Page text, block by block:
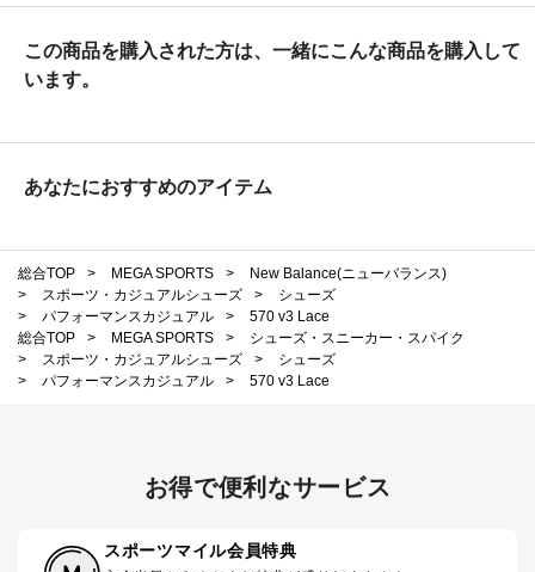
この商品を購入された方は、一緒にこんな商品を購入して
います。
あなたにおすすめのアイテム
総合TOP > MEGA SPORTS >
New Balance(ニューバランス)
>
スポーツ・カジュアルシューズ >
シューズ
>
パフォーマンスカジュアル >
570 v3 Lace
総合TOP
> MEGA SPORTS >
シューズ・スニーカー・スパイク
>
スポーツ・カジュアルシューズ >
シューズ
>
パフォーマンスカジュアル > 570 v3 Lace
お得で便利なサービス
スポーツマイル会員特典